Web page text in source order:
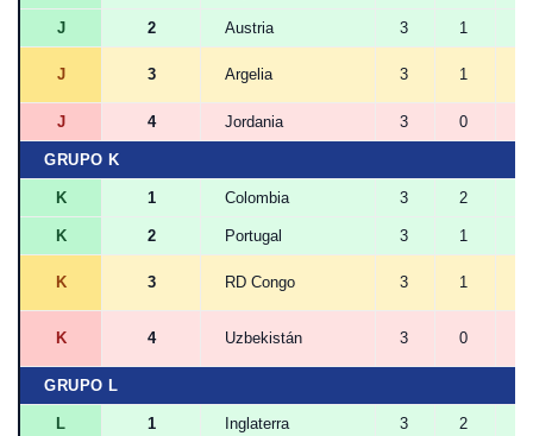
J 2 Austria 3 1
J 3 Argelia 3 1
J 4 Jordania 3 0
GRUPO K
K 1 Colombia 3 2
K 2 Portugal 3 1
K 3 RD Congo 3 1
K 4 Uzbekistán 3 0
GRUPO L
L 1 Inglaterra 3 2